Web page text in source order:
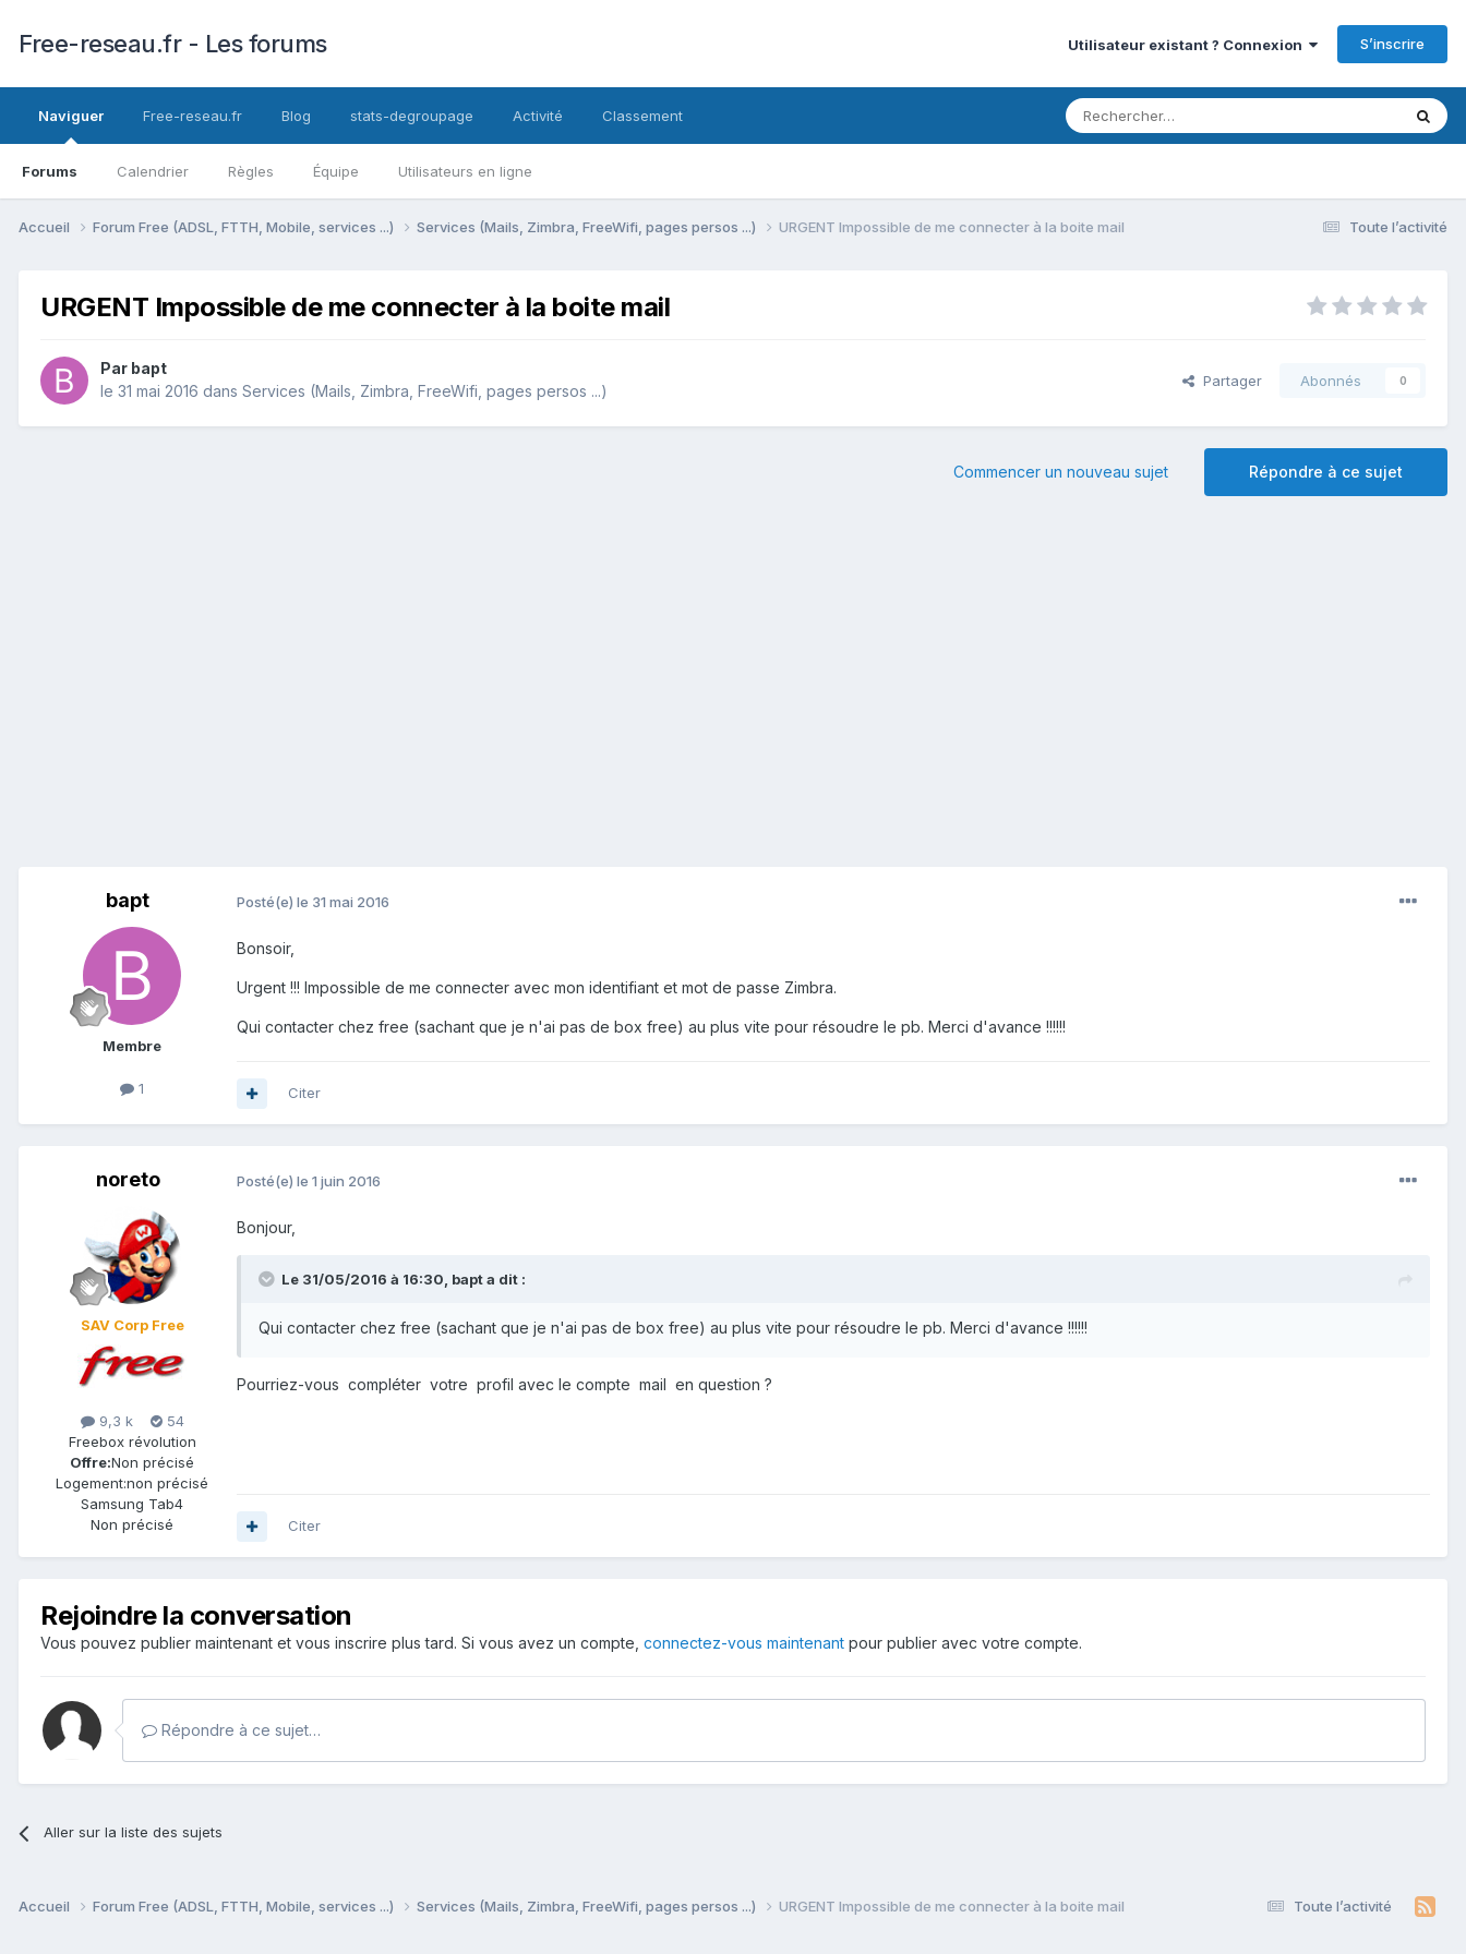
Free-reseau.fr - Les forums Utilisateur existant ? Connexion S’inscrire
Naviguer
Forums Calendrier Règles Équipe Utilisateurs en ligne
Free-reseau.fr Blog stats-degroupage Activité Classement
Toute l’activité
Accueil Forum Free (ADSL, FTTH, Mobile, services ...) Services (Mails, Zimbra, FreeWifi, pages persos ...) URGENT Impossible de me connecter à la boite mail
URGENT Impossible de me connecter à la boite mail
Par bapt
le 31 mai 2016 dans Services (Mails, Zimbra, FreeWifi, pages persos ...)
Partager Abonnés 0
Répondre à ce sujet
Commencer un nouveau sujet
bapt
Membre
1
Posté(e) le 31 mai 2016
Bonsoir,
Urgent !!! Impossible de me connecter avec mon identifiant et mot de passe Zimbra.
Qui contacter chez free (sachant que je n'ai pas de box free) au plus vite pour résoudre le pb. Merci d'avance !!!!!!
Citer
noreto
SAV Corp Free
9,3 k
54
Freebox révolution
Offre:Non précisé
Logement:non précisé
Samsung Tab4
Non précisé
Posté(e) le 1 juin 2016
Bonjour,
Le 31/05/2016 à 16:30, bapta dit :
Qui contacter chez free (sachant que je n'ai pas de box free) au plus vite pour résoudre le pb. Merci d'avance !!!!!!
Pourriez-vous compléter votre profil avec le compte mail en question ?
Citer
Rejoindre la conversation
Vous pouvez publier maintenant et vous inscrire plus tard. Si vous avez un compte, connectez-vous maintenant pour publier avec votre compte.
Répondre à ce sujet…
Aller sur la liste des sujets
Toute l’activité
Accueil Forum Free (ADSL, FTTH, Mobile, services ...) Services (Mails, Zimbra, FreeWifi, pages persos ...) URGENT Impossible de me connecter à la boite mail